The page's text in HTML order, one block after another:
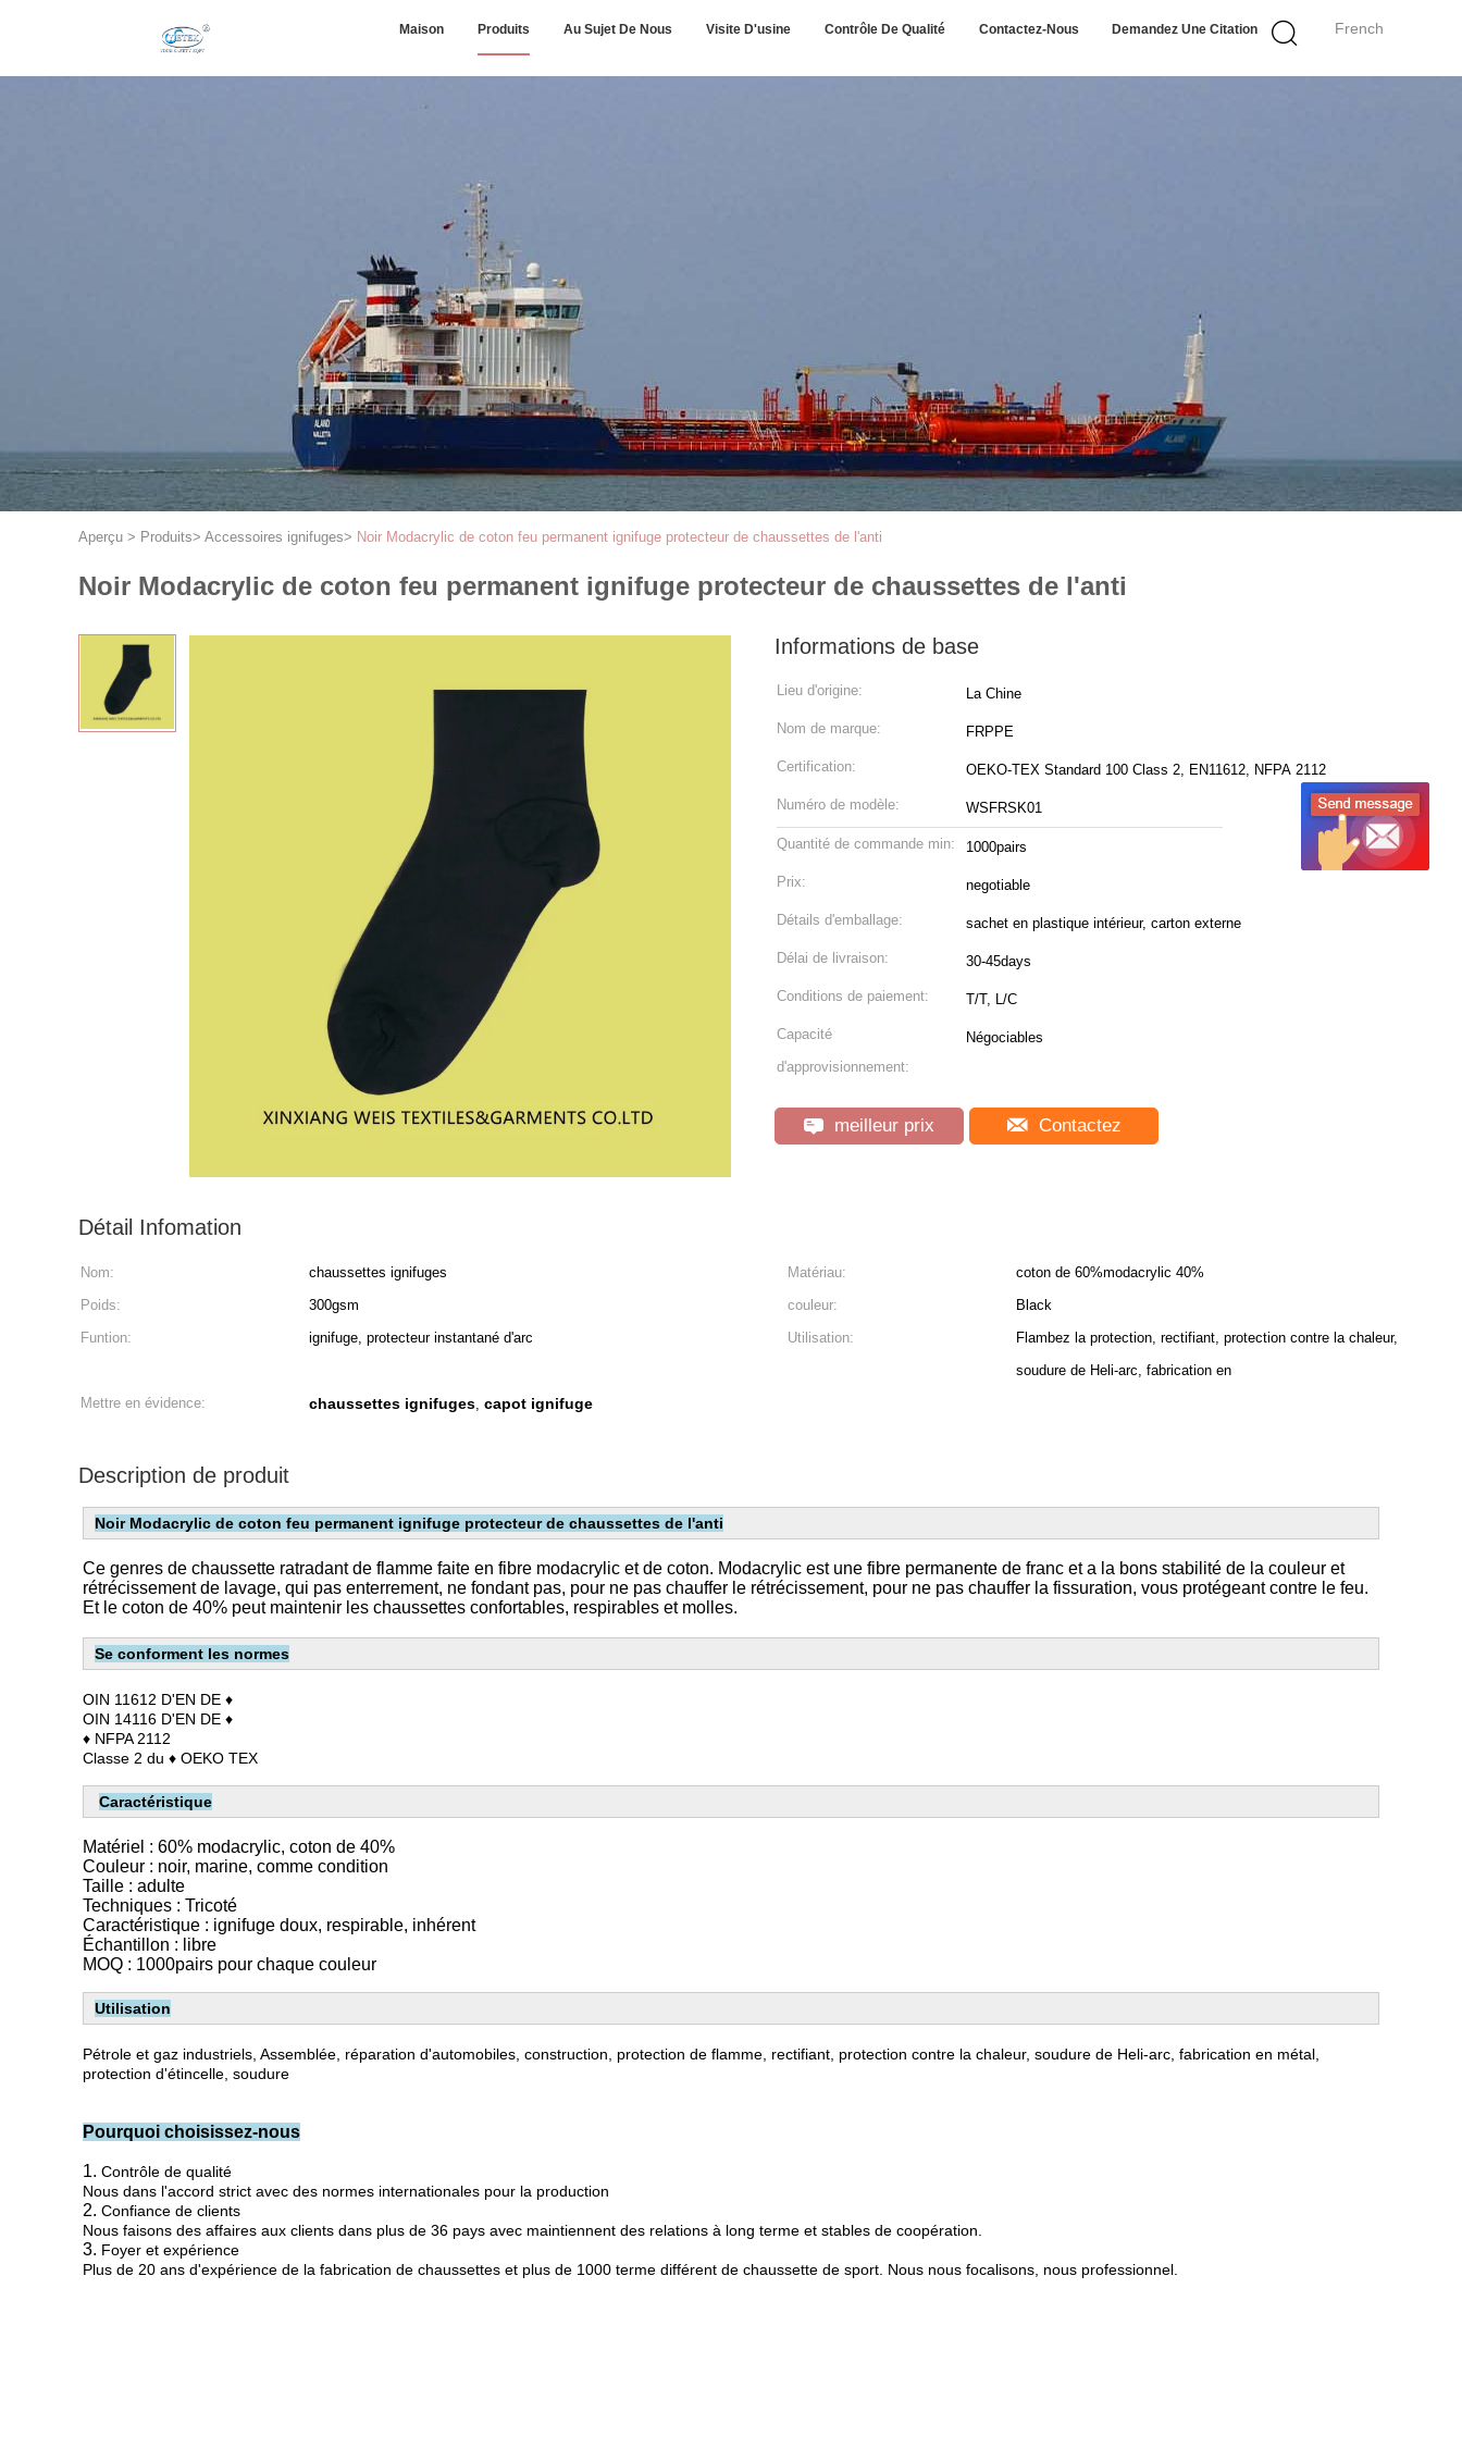
French
Maison Produits Au Sujet De Nous Visite D'usine Contrôle De Qualité Contactez-Nous Demandez Une Citation
Aperçu > Produits> Accessoires ignifuges> Noir Modacrylic de coton feu permanent ignifuge protecteur de chaussettes de l'anti
Noir Modacrylic de coton feu permanent ignifuge protecteur de chaussettes de l'anti
Informations de base
Lieu d'origine: La Chine
Nom de marque: FRPPE
Certification: OEKO-TEX Standard 100 Class 2, EN11612, NFPA 2112
Numéro de modèle: WSFRSK01
Quantité de commande min: 1000pairs
Prix: negotiable
Détails d'emballage: sachet en plastique intérieur, carton externe
Délai de livraison: 30-45days
Conditions de paiement: T/T, L/C
Capacité
d'approvisionnement:
Négociables
meilleur prix Contactez
Détail Infomation
Nom: chaussettes ignifuges Matériau:
coton de 60%modacrylic 40%
Poids:
300gsm couleur:
Black
Funtion:
ignifuge, protecteur instantané d'arc Utilisation:
Flambez la protection, rectifiant, protection contre la chaleur,
soudure de Heli-arc, fabrication en
Mettre en évidence:
chaussettes ignifuges, capot ignifuge
Description de produit
Noir Modacrylic de coton feu permanent ignifuge protecteur de chaussettes de l'anti
Ce genres de chaussette ratradant de flamme faite en fibre modacrylic et de coton. Modacrylic est une fibre permanente de franc et a la bons stabilité de la couleur et
rétrécissement de lavage, qui pas enterrement, ne fondant pas, pour ne pas chauffer le rétrécissement, pour ne pas chauffer la fissuration, vous protégeant contre le feu.
Et le coton de 40% peut maintenir les chaussettes confortables, respirables et molles.
Se conforment les normes
OIN 11612 D'EN DE ♦
OIN 14116 D'EN DE ♦
♦ NFPA 2112
Classe 2 du ♦ OEKO TEX
Caractéristique
Matériel : 60% modacrylic, coton de 40%
Couleur : noir, marine, comme condition
Taille : adulte
Techniques : Tricoté
Caractéristique : ignifuge doux, respirable, inhérent
Échantillon : libre
MOQ : 1000pairs pour chaque couleur
Utilisation
Pétrole et gaz industriels, Assemblée, réparation d'automobiles, construction, protection de flamme, rectifiant, protection contre la chaleur, soudure de Heli-arc, fabrication en métal,
protection d'étincelle, soudure
Pourquoi choisissez-nous
1. Contrôle de qualité
Nous dans l'accord strict avec des normes internationales pour la production
2. Confiance de clients
Nous faisons des affaires aux clients dans plus de 36 pays avec maintiennent des relations à long terme et stables de coopération.
3. Foyer et expérience
Plus de 20 ans d'expérience de la fabrication de chaussettes et plus de 1000 terme différent de chaussette de sport. Nous nous focalisons, nous professionnel.